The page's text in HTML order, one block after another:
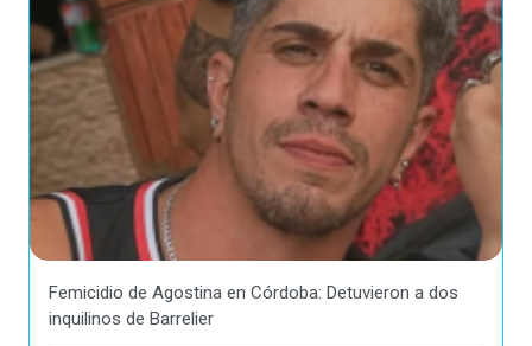
Femicidio de Agostina en Córdoba: Detuvieron a dos
inquilinos de Barrelier